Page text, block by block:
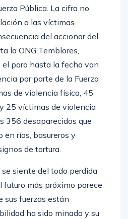
Pública. La cifra no
a las víctimas
del accionar del
la ONG Temblores,
el paro hasta la fecha van
por parte de la Fuerza
de violencia física, 45
25 víctimas de violencia
356 desaparecidos que
en ríos, basureros y
de tortura.
siente del todo perdida
futuro más próximo parece
sus fuerzas están
ha sido minada y su